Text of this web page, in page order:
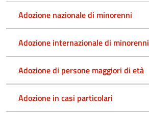
Adozione nazionale di minorenni
Adozione internazionale di minorenni
Adozione di persone maggiori di età
Adozione in casi particolari